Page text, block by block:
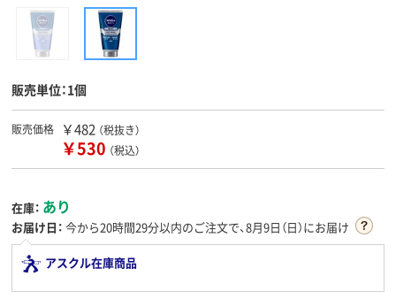
販売単位：1個
販売価格 ￥482 （税抜き）
￥530 （税込）
在庫： あり
お届け日： 今から20時間29分以内のご注文で、8月9日（日）にお届け
アスクル在庫商品